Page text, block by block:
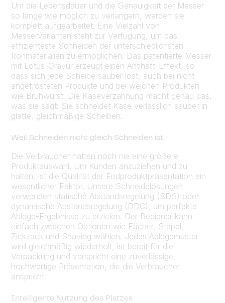
Um die Lebensdauer und die Genauigkeit der Messer
so lange wie möglich zu verlängern, werden sie
komplett aufgearbeitet. Eine Vielzahl von
Messervarianten steht zur Verfügung, um das
effizienteste Schneiden der unterschiedlichsten
Rohmaterialien zu ermöglichen. Das patentierte Messer
mit Lotus-Gravur erzeugt einen Antihaft-Effekt, so
dass sich jede Scheibe sauber löst, auch bei nicht
angefrosteten Produkte und bei weichen Produkten
wie Brühwurst. Die Käseverzahnung macht genau das,
was sie sagt: Sie schneidet Käse verlässlich sauber in
glatte, gleichmäßige Scheiben.
Weil Schneiden nicht gleich Schneiden ist
Die Verbraucher hatten noch nie eine größere
Produktauswahl. Um Kunden anzuziehen und zu
halten, ist die Qualität der Endproduktpräsentation ein
wesentlicher Faktor. Unsere Schneidelösungen
verwenden statische Abstandsregelung (SDS) oder
dynamische Abstandsregelung (DDC), um perfekte
Ablege-Ergebnisse zu erzielen. Der Bediener kann
einfach zwischen Optionen wie Fächer, Stapel,
Zickzack und Shaving wählen. Jedes Ablegemuster
wird gleichmäßig wiederholt, ist bereit für die
Verpackung und verspricht eine zuverlässige,
hochwertige Präsentation, die die Verbraucher
anspricht.
Intelligente Nutzung des Platzes